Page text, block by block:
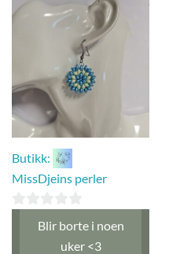
Butikk:
MissDjeins perler
Blir borte i noen
uker <3